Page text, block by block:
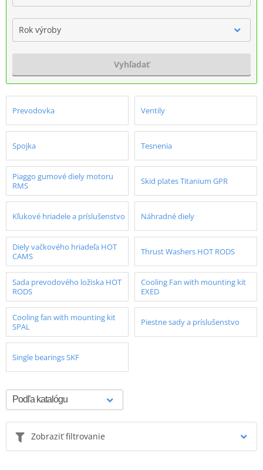
Rok výroby
Vyhľadať
Prevodovka Ventily
Spojka Tesnenia
Piaggo gumové diely motoru
RMS
Skid plates Titanium GPR
Kľukové hriadele a príslušenstvo Náhradné diely
Diely vačkového hriadeľa HOT
CAMS
Thrust Washers HOT RODS
Sada prevodového ložiska HOT
RODS
Cooling Fan with mounting kit
EXED
Cooling fan with mounting kit
SPAL
Piestne sady a príslušenstvo
Single bearings SKF
Zobraziť filtrovanie